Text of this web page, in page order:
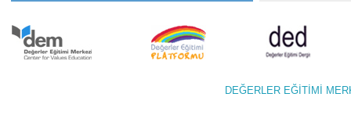
DEĞERLER EĞİTİMİ